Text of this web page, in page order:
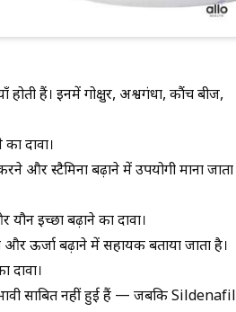
हैं। इनमें गोक्षुर, अश्वगंधा, कौंच बीज,
दावा।
और स्टैमिना बढ़ाने में उपयोगी माना जाता
यौन इच्छा बढ़ाने का दावा।
और ऊर्जा बढ़ाने में सहायक बताया जाता है।
दावा।
साबित नहीं हुई हैं — जबकिSildenafil